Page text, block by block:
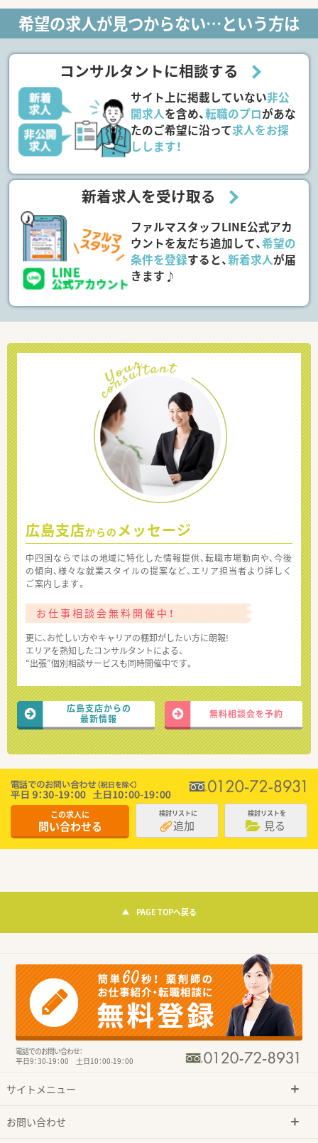
希望の求人が見つからない…という方は
コンサルタントに相談する
サイト上に掲載していない非公
開求人を含め、転職のプロがあな
たのご希望に沿って求人をお探
しします！
新着求人を受け取る
ファルマスタッフLINE公式アカ
ウントを友だち追加して、希望の
条件を登録すると、新着求人が届
きます♪
広島支店からの メッセージ
中四国ならではの地域に特化した情報提供、転職市場動向や、今後
の傾向、様々な就業スタイルの提案など、エリア担当者より詳しく
ご案内します。
お仕事相談会無料開催中！
更に、お忙しい方やキャリアの棚卸がしたい方に朗報!
エリアを熟知したコンサルタントによる、
“出張”個別相談サービスも同時開催中です。
広島支店からの
最新情報
無料相談会を予約
この求人に
問い合わせる
検討リストに
追加
検討リストを
見る
PAGE TOPへ戻る
電話でのお問い合わせ：
平日9：30-19：00 土日10：00-19：00
サイトメニュー
お問い合わせ